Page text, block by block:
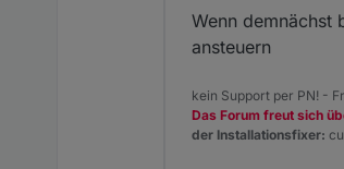
Wenn demnächst
ansteuern
kein Support per PN! -
Das Forum freut sich
der Installationsfixer: